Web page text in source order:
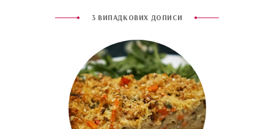
3 ВИПАДКОВИХ ДОПИСИ